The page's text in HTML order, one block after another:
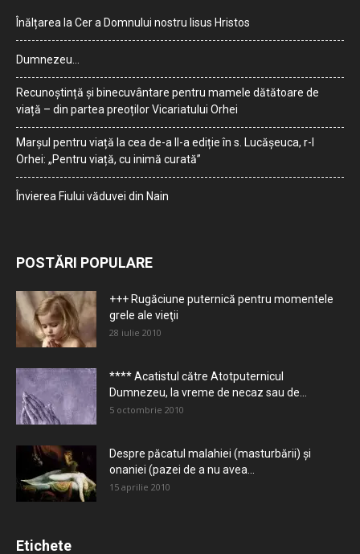
Înălțarea la Cer a Domnului nostru Iisus Hristos
Dumnezeu…
Recunoștință și binecuvântare pentru mamele dătătoare de
viață – din partea preoților Vicariatului Orhei
Marșul pentru viață la cea de-a II-a ediție în s. Lucășeuca, r-l
Orhei: „Pentru viață, cu inimă curată”
Învierea Fiului văduvei din Nain
POSTĂRI POPULARE
+++ Rugăciune puternică pentru momentele
grele ale vieţii
28 iulie 2010
**** Acatistul către Atotputernicul
Dumnezeu, la vreme de necaz sau de...
5 octombrie 2010
Despre păcatul malahiei (masturbării) şi
onaniei (pazei de a nu avea...
15 aprilie 2010
Etichete